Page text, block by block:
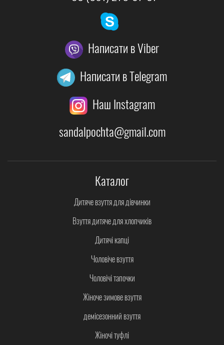
Написати в Viber
Написати в Telegram
Наш Instagram
sandalpochta@gmail.com
Каталог
Дитяче взуття для дівчинки
Взуття дитяче для хлопчиків
Дитячі капці
Чоловіче взуття
Чоловічі тапочки
Жіноче зимове взуття
демісезонний взуття
Жіночі туфлі